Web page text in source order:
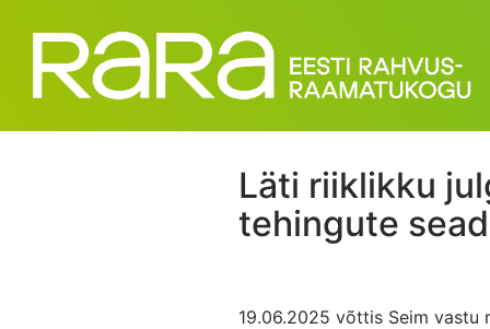
Läti riiklikku
tehingute
19.06.2025 võttis Seim